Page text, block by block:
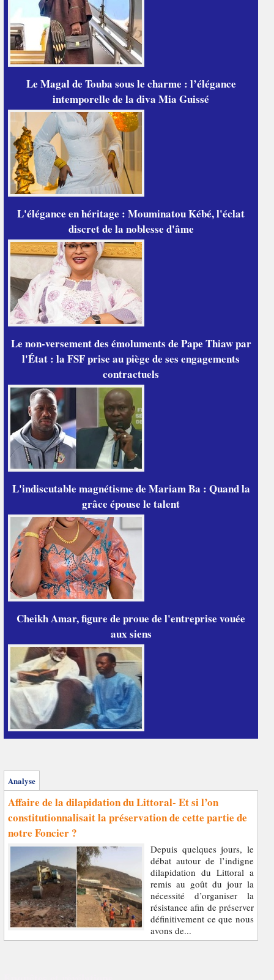
Le Magal de Touba sous le charme : l’élégance
intemporelle de la diva Mia Guissé
L'élégance en héritage : Mouminatou Kébé, l'éclat
discret de la noblesse d'âme
Le non-versement des émoluments de Pape Thiaw par
l'État : la FSF prise au piège de ses engagements
contractuels
L'indiscutable magnétisme de Mariam Ba : Quand la
grâce épouse le talent
Cheikh Amar, figure de proue de l'entreprise vouée
aux siens
Analyse
Affaire de la dilapidation du Littoral- Et si l’on
constitutionnalisait la préservation de cette partie de
notre Foncier ?
Depuis quelques jours, le
débat autour de l’indigne
dilapidation du Littoral a
remis au goût du jour la
nécessité d’organiser la
résistance afin de préserver
définitivement ce que nous
avons de...